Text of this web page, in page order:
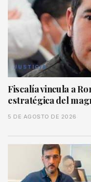
JUSTICIA
Fiscalía vincula a
estratégica del
5 DE AGOSTO DE 2026